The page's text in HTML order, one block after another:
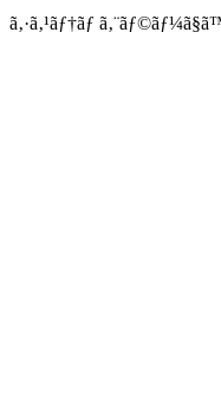
ã‚·ã‚¹ãƒ†ãƒ